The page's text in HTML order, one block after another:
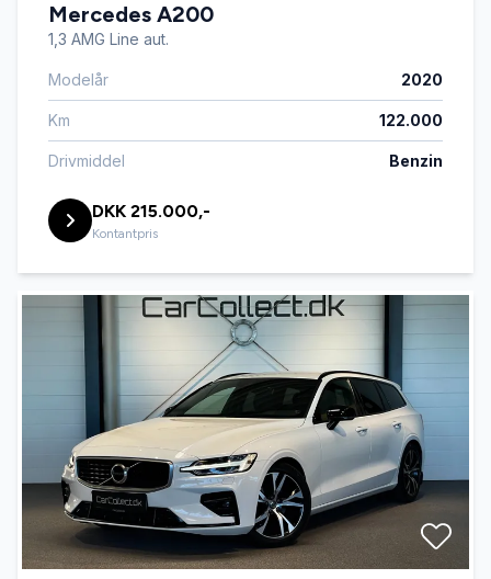
Mercedes A200
1,3 AMG Line aut.
Modelår 2020
Km 122.000
Drivmiddel Benzin
DKK 215.000,-
Kontantpris